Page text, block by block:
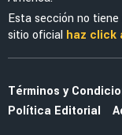
EXAMERICANISTAS
Dos
Sudamérica